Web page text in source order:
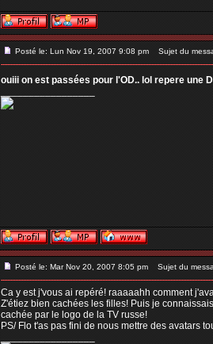
Posté le: Lun Nov 19, 2007 9:08 pm Sujet du
ouiii on est passées pour l'OD.. lol repere une
_________________
Posté le: Mar Nov 20, 2007 8:05 pm Sujet du
Ca y est j'vous ai repéré! raaaaahh comment
Z'étiez bien cachées les filles! Puis je
cachée par le logo de la TV russe!
PS/ Flo t'as pas fini de nous mettre des avatars
_________________